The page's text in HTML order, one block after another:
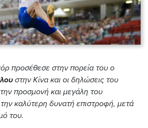
προσέθεσε στην πορεία του ο
στην Κίνα και οι δηλώσεις του
προσμονή και μεγάλη του
καλύτερη δυνατή επιστροφή, μετά
του.